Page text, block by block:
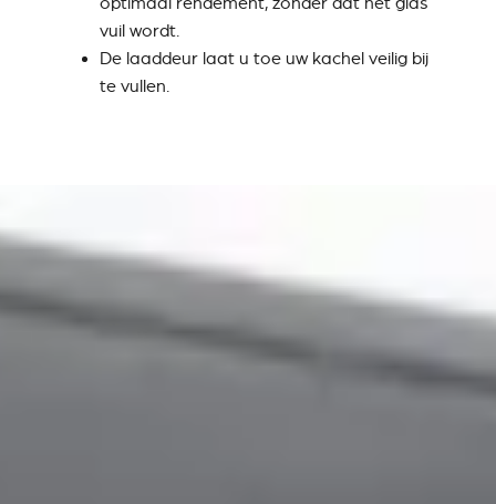
vuil wordt.
De laaddeur laat u toe uw kachel veilig bij
te vullen.